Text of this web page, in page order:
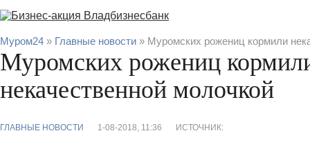
Муром24 » Главные новости » Муромских рожениц кормили
Муромских рожениц
некачественной молочкой
ГЛАВНЫЕ НОВОСТИ 1-08-2018, 11:36 ИСТОЧНИК: